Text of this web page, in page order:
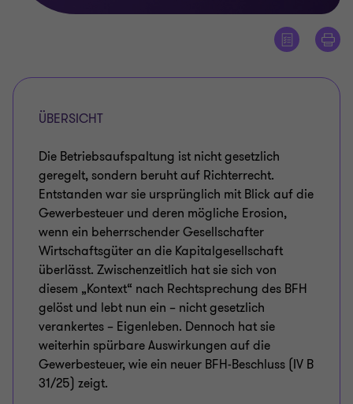
ÜBERSICHT
Die Betriebsaufspaltung ist nicht gesetzlich
geregelt, sondern beruht auf Richterrecht.
Entstanden war sie ursprünglich mit Blick auf die
Gewerbesteuer und deren mögliche Erosion,
wenn ein beherrschender Gesellschafter
Wirtschaftsgüter an die Kapitalgesellschaft
überlässt. Zwischenzeitlich hat sie sich von
diesem „Kontext“ nach Rechtsprechung des BFH
gelöst und lebt nun ein – nicht gesetzlich
verankertes – Eigenleben. Dennoch hat sie
weiterhin spürbare Auswirkungen auf die
Gewerbesteuer, wie ein neuer BFH-Beschluss (IV B
31/25) zeigt.